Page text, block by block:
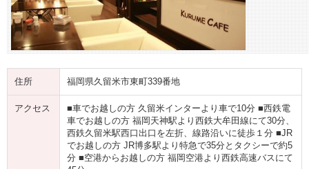
住所 福岡県久留米市東町339番地
アクセス
■車でお越しの方 久留米インターより車で10分 ■西鉄電
車でお越しの方 福岡天神駅より西鉄大牟田線にて30分、
西鉄久留米駅西口出口を左折、線路沿いに徒歩１分 ■JR
でお越しの方 JR博多駅より特急で35分とタクシーで約5
分 ■空港からお越しの方 福岡空港より西鉄高速バスにて